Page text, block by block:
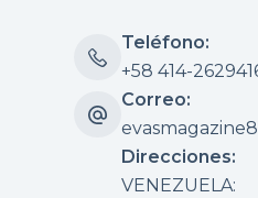
Teléfono:
+58 414-
Correo:
Direcciones:
VENEZUELA: